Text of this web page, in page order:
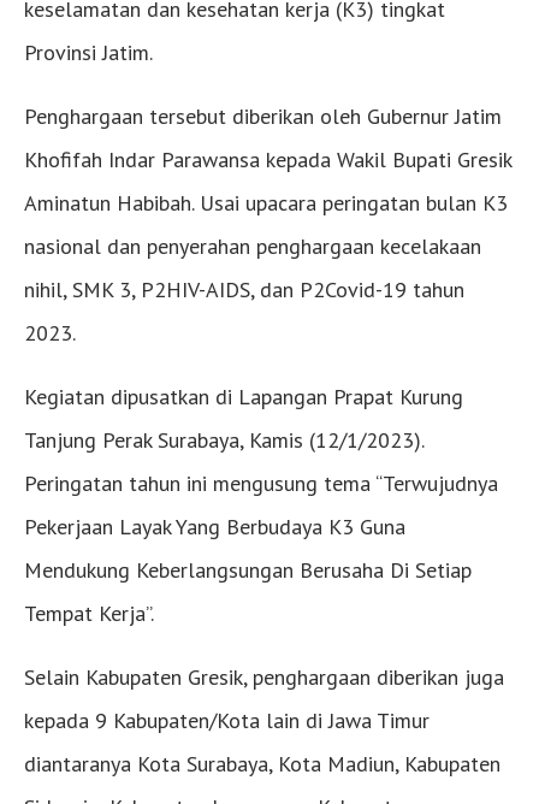
keselamatan dan kesehatan kerja (K3) tingkat
Provinsi Jatim.
Penghargaan tersebut diberikan oleh Gubernur Jatim
Khofifah Indar Parawansa kepada Wakil Bupati Gresik
Aminatun Habibah. Usai upacara peringatan bulan K3
nasional dan penyerahan penghargaan kecelakaan
nihil, SMK 3, P2HIV-AIDS, dan P2Covid-19 tahun
2023.
Kegiatan dipusatkan di Lapangan Prapat Kurung
Tanjung Perak Surabaya, Kamis (12/1/2023).
Peringatan tahun ini mengusung tema “Terwujudnya
Pekerjaan Layak Yang Berbudaya K3 Guna
Mendukung Keberlangsungan Berusaha Di Setiap
Tempat Kerja”.
Selain Kabupaten Gresik, penghargaan diberikan juga
kepada 9 Kabupaten/Kota lain di Jawa Timur
diantaranya Kota Surabaya, Kota Madiun, Kabupaten